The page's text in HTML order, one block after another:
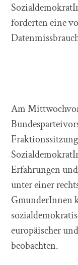
forderten eine
Am
Erfahrungen
unter einer
GmunderInnen
europäischer
beobachten.